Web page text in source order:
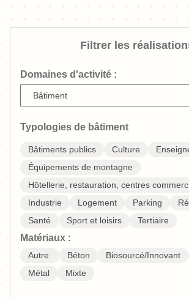
Filtrer les
Domaines d'activité :
Typologies de bâtiment
Bâtiments publics Culture
Équipements de montagne
Hôtellerie, restauration, centres
Industrie
Logement Parking
Santé
Sport et loisirs Tertiaire
Matériaux :
Autre Béton Biosourcé/Innovant
Métal
Mixte